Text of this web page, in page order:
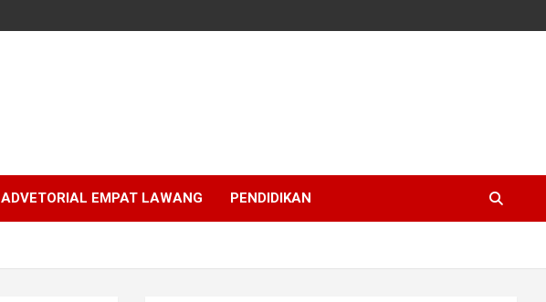
ADVETORIAL EMPAT LAWANG PENDIDIKAN